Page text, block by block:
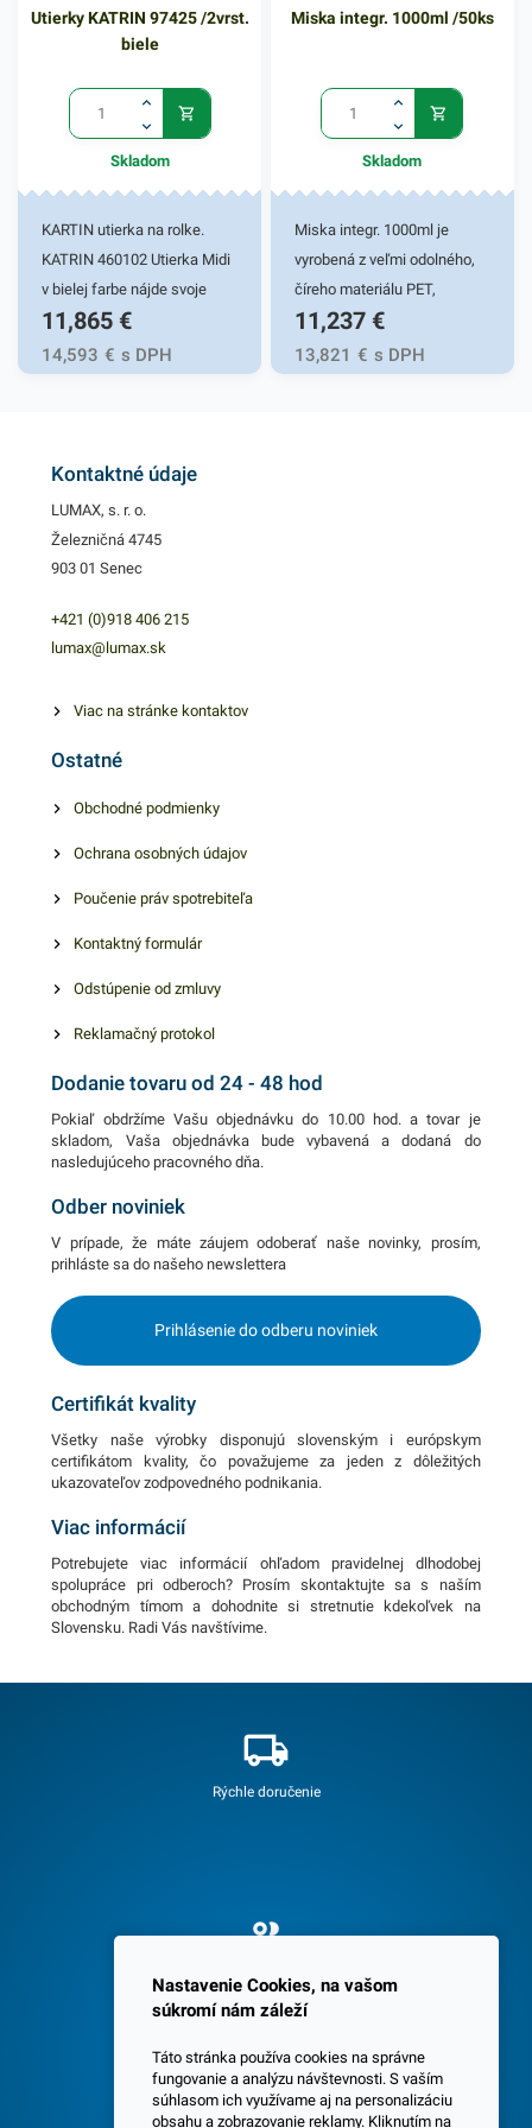
vyhotovení. V našej ponuke
produkty, ktoré vás zaručene
Utierky KATRIN 97425 /2vrst.
biele
Skladom
KARTIN utierka na rolke.
KATRIN 460102 Utierka Midi
v bielej farbe nájde svoje
využitie všade, kde je pri
vysokej frekvencii nutné
udržať poriadok a čistotu.
masiarstva, obchody a pod.
dobre saje vlhkosť. Dĺžka
11,865 €
14,593 € s DPH
Miska integr. 1000ml /50ks
Skladom
Miska integr. 1000ml je
vyrobená z veľmi odolného,
číreho materiálu PET,
prostredníctvom ktorého je
praktickým pomocníkom pri
balení rôznych šalátov,
11,237 €
13,821 € s DPH
Kontaktné údaje
LUMAX, s. r. o.
Železničná 4745
903 01 Senec
+421 (0)918 406 215
lumax@lumax.sk
Viac na stránke kontaktov
Ostatné
Obchodné podmienky
Ochrana osobných údajov
Poučenie práv spotrebiteľa
Kontaktný formulár
Odstúpenie od zmluvy
Reklamačný protokol
Dodanie tovaru od 24 - 48 hod
Pokiaľ obdržíme Vašu objednávku do 10.00 hod. a tovar je
skladom, Vaša objednávka bude vybavená a dodaná do
nasledujúceho pracovného dňa.
Odber noviniek
V prípade, že máte záujem odoberať naše novinky, prosím,
prihláste sa do našeho newslettera
Prihlásenie do odberu noviniek
Certifikát kvality
Všetky naše výrobky disponujú slovenským i európskym
certifikátom kvality, čo považujeme za jeden z dôležitých
ukazovateľov zodpovedného podnikania.
Viac informácií
Potrebujete viac informácií ohľadom pravidelnej dlhodobej
spolupráce pri odberoch? Prosím skontaktujte sa s naším
obchodným tímom a dohodnite si stretnutie kdekoľvek na
Slovensku. Radi Vás navštívime.
Rýchle doručenie
Spokojných 3600 zákazníkov
Nastavenie Cookies, na vašom
súkromí nám záleží
Táto stránka používa cookies na správne
fungovanie a analýzu návštevnosti. S vaším
súhlasom ich využívame aj na personalizáciu
obsahu a zobrazovanie reklamy. Kliknutím na